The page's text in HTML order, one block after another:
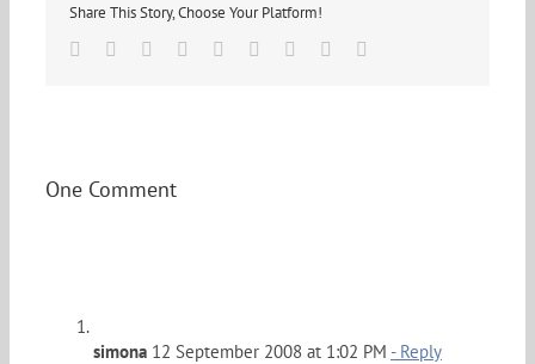
Share This Story, Choose Your Platform!
Facebook
TwitterLinkedin
Reddit TumblrGoogle+Pinterest
One Comment
simona 12 September 2008 at 1:02 PM - Reply